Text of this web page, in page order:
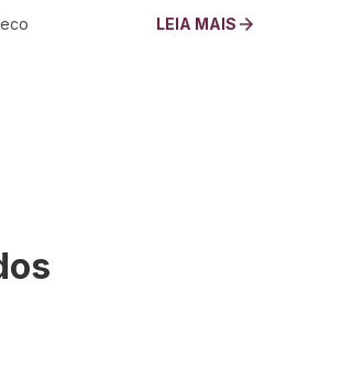
LEIA MAIS